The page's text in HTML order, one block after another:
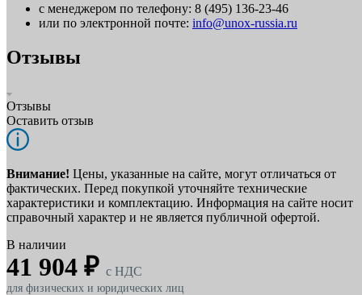
с менеджером по телефону: 8 (495) 136-23-46
или по электронной почте: info@unox-russia.ru
Отзывы
Отзывы
Оставить отзыв
Внимание! Цены, указанные на сайте, могут отличаться от
фактических. Перед покупкой уточняйте технические
характеристики и комплектацию. Информация на сайте носит
справочный характер и не является публичной офертой.
В наличии
41 904 ₽ c НДС
для физических и юридических лиц